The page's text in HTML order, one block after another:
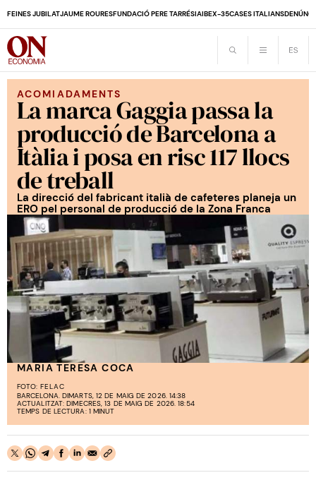
FEINES JUBILATJAUME ROURESFUNDACIÓ PERE TARRÉSIAIBEX-35CASES ITALIANS
ACOMIADAMENTS
La marca Gaggia passa la
producció de Barcelona a
Itàlia i posa en risc 117 llocs
de treball
La direcció del fabricant italià de cafeteres planeja un
ERO pel personal de producció de la Zona Franca
MARIA TERESA COCA
FOTO: FELAC
BARCELONA. DIMARTS, 12 DE MAIG DE 2026. 14:38
ACTUALITZAT: DIMECRES, 13 DE MAIG DE 2026. 18:54
TEMPS DE LECTURA: 1 MINUT